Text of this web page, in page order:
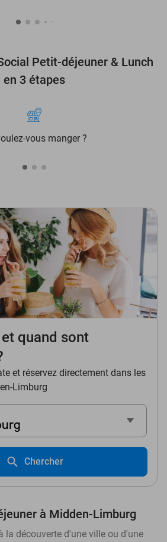
Petit-déjeuner & Lunch
en 3 étapes
vous manger ?
quand sont
et réservez directement dans les
Limburg
Chercher
à Midden-Limburg
la découverte d'une ville ou d'une